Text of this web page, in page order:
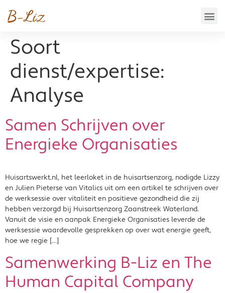
Soort
dienst/expertise:
Analyse
Samen Schrijven over
Energieke Organisaties
Huisartswerkt.nl, het leerloket in de huisartsenzorg, nodigde Lizzy
en Julien Pieterse van Vitalics uit om een artikel te schrijven over
de werksessie over vitaliteit en positieve gezondheid die zij
hebben verzorgd bij Huisartsenzorg Zaanstreek Waterland.
Vanuit de visie en aanpak Energieke Organisaties leverde de
werksessie waardevolle gesprekken op over wat energie geeft,
hoe we regie […]
Samenwerking B-Liz en The
Human Capital Company